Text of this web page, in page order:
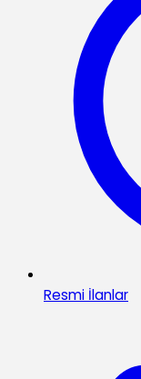
Resmi İlanlar